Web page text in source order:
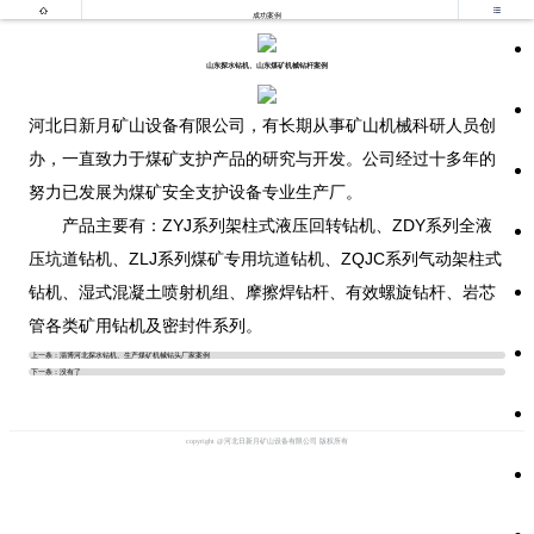

成功案例

山东探水钻机、山东煤矿机械钻杆案例
河北日新月矿山设备有限公司，有长期从事矿山机械科研人员创
办，一直致力于煤矿支护产品的研究与开发。公司经过十多年的
努力已发展为煤矿安全支护设备专业生产厂。
产品主要有：ZYJ系列架柱式液压回转钻机、ZDY系列全液
压坑道钻机、ZLJ系列煤矿专用坑道钻机、ZQJC系列气动架柱式
钻机、湿式混凝土喷射机组、摩擦焊钻杆、有效螺旋钻杆、岩芯
管各类矿用钻机及密封件系列。
上一条： 淄博河北探水钻机、生产煤矿机械钻头厂家案例
下一条：没有了
copyright @河北日新月矿山设备有限公司 版权所有